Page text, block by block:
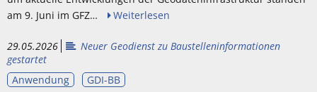
am 9. Juni im GFZ…
Weiterlesen
29.05.2026
Neuer Geodienst zu Baustelleninformationen
gestartet
Anwendung
GDI-BB